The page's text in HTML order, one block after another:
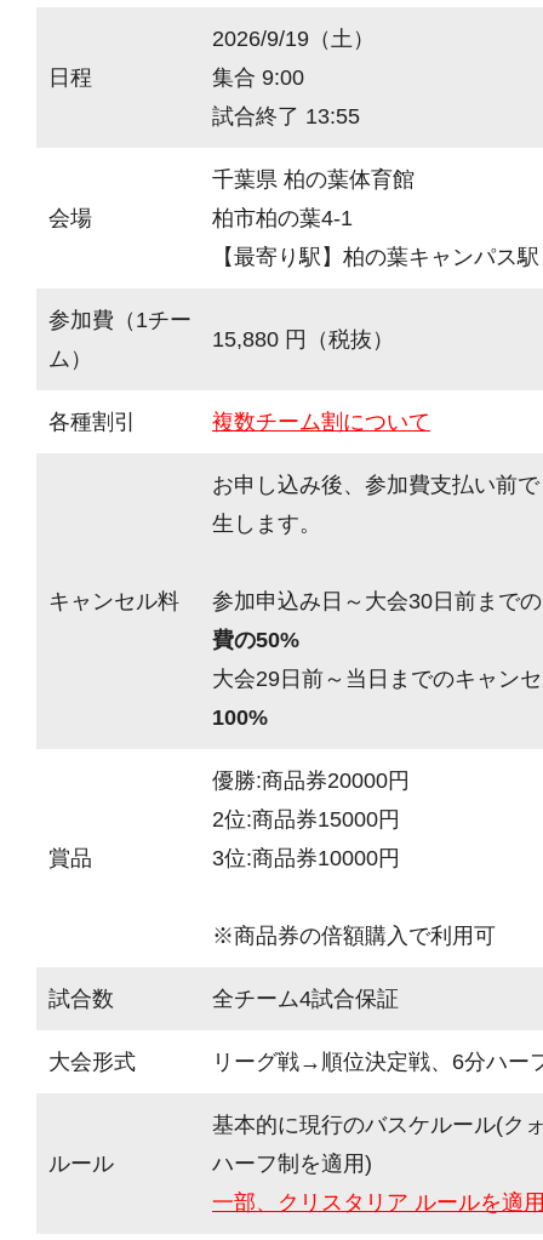
日程
2026/9/19（土）
集合 9:00
試合終了 13:55
会場
千葉県 柏の葉体育館
柏市柏の葉4-1
【最寄り駅】柏の葉キャンパス駅
参加費（1チー
ム）
15,880 円（税抜）
各種割引 複数チーム割について
キャンセル料
お申し込み後、参加費支払い前
生します。
参加申込み日～大会30日前まで
費の50%
大会29日前～当日までのキャン
100%
賞品
優勝:商品券20000円
2位:商品券15000円
3位:商品券10000円
※商品券の倍額購入で利用可
試合数 全チーム4試合保証
大会形式 リーグ戦→順位決定戦、6分ハー
ルール
基本的に現行のバスケルール(ク
ハーフ制を適用)
一部、クリスタリア ルールを適